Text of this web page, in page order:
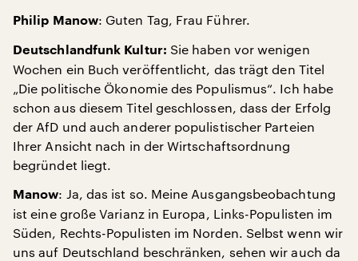
Philip Manow: Guten Tag, Frau Führer.
Deutschlandfunk Kultur: Sie haben vor wenigen
Wochen ein Buch veröffentlicht, das trägt den Titel
„Die politische Ökonomie des Populismus“. Ich habe
schon aus diesem Titel geschlossen, dass der Erfolg
der AfD und auch anderer populistischer Parteien
Ihrer Ansicht nach in der Wirtschaftsordnung
begründet liegt.
Manow: Ja, das ist so. Meine Ausgangsbeobachtung
ist eine große Varianz in Europa, Links-Populisten im
Süden, Rechts-Populisten im Norden. Selbst wenn wir
uns auf Deutschland beschränken, sehen wir auch da